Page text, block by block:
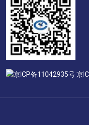
京ICP备11042935号 京